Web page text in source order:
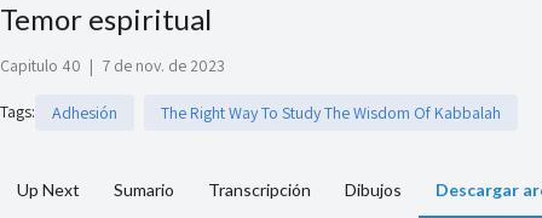
Temor espiritual
Capitulo 40 | 7 de nov. de 2023
Tags: Adhesión The Right Way To Study The Wisdom Of Kabbalah
Up Next Sumario Transcripción Dibujos Descargar